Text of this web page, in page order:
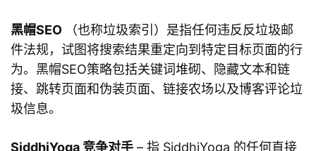
黑帽SEO
（也称垃圾索引）是指任何违反反垃圾邮
件法规，试图将搜索结果重定向到特定目标页面的行
为。黑帽SEO策略包括关键词堆砌、隐藏文本和链
接、跳转页面和伪装页面、链接农场以及博客评论垃
圾信息。
SiddhiYoga 竞争对手 – 指 SiddhiYoga 的任何直接